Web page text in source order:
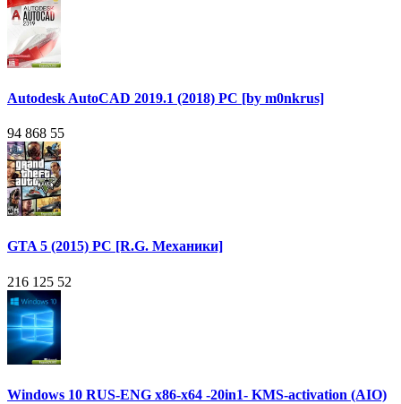
Autodesk AutoCAD 2019.1 (2018) PC [by m0nkrus]
94 868 55
GTA 5 (2015) PC [R.G. Механики]
216 125 52
Windows 10 RUS-ENG x86-x64 -20in1- KMS-activation (AIO)